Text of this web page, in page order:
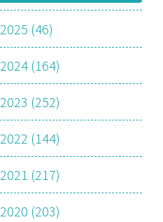
2025 (46)
2024 (164)
2023 (252)
2022 (144)
2021 (217)
2020 (203)